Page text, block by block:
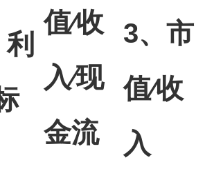
值⁄收
入⁄现
金流
3、市
值⁄收
入